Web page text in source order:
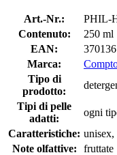
Art.-Nr.:
PHIL-
Contenuto:
250 ml
EAN:
Marca:
Tipo di
prodotto:
Tipi di pelle
adatti:
ogni
Caratteristiche: unisex,
Note olfattive:
fruttate